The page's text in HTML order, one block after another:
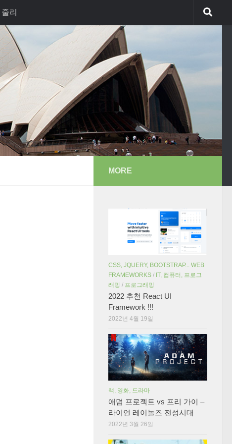
리
MORE
CSS, JQUERY, BOOTSTRAP... WEB
FRAMEWORKS / IT, 컴퓨터, 프로그
래밍 / 프로그래밍
2022 추천 React UI
Framework !!!
2022년 4월 19일
책, 영화, 드라마
애덤 프로젝트 vs 프리 가이 –
라이언 레이놀즈 전성시대
2022년 3월 26일